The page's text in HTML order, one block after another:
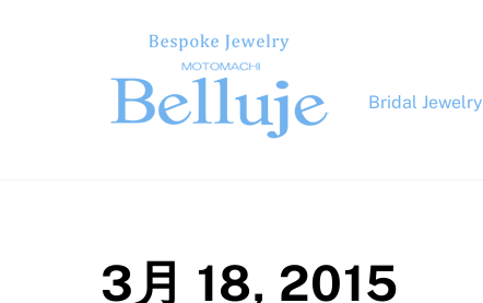
Bridal Jewelry
3月 18, 2015